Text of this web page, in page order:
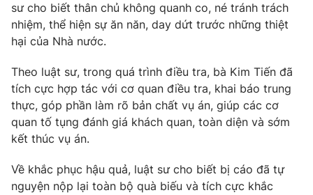
sư cho biết thân chủ không quanh co, né tránh trách
nhiệm, thể hiện sự ăn năn, day dứt trước những thiệt
hại của Nhà nước.
Theo luật sư, trong quá trình điều tra, bà Kim Tiến đã
tích cực hợp tác với cơ quan điều tra, khai báo trung
thực, góp phần làm rõ bản chất vụ án, giúp các cơ
quan tố tụng đánh giá khách quan, toàn diện và sớm
kết thúc vụ án.
Về khắc phục hậu quả, luật sư cho biết bị cáo đã tự
nguyện nộp lại toàn bộ quà biếu và tích cực khắc